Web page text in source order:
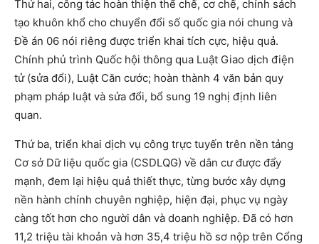
Thứ hai, công tác hoàn thiện thể chế, cơ chế, chính sách
tạo khuôn khổ cho chuyển đổi số quốc gia nói chung và
Đề án 06 nói riêng được triển khai tích cực, hiệu quả.
Chính phủ trình Quốc hội thông qua Luật Giao dịch điện
tử (sửa đổi), Luật Căn cước; hoàn thành 4 văn bản quy
phạm pháp luật và sửa đổi, bổ sung 19 nghị định liên
quan.
Thứ ba, triển khai dịch vụ công trực tuyến trên nền tảng
Cơ sở Dữ liệu quốc gia (CSDLQG) về dân cư được đẩy
mạnh, đem lại hiệu quả thiết thực, từng bước xây dựng
nền hành chính chuyên nghiệp, hiện đại, phục vụ ngày
càng tốt hơn cho người dân và doanh nghiệp. Đã có hơn
11,2 triệu tài khoản và hơn 35,4 triệu hồ sơ nộp trên Cổng